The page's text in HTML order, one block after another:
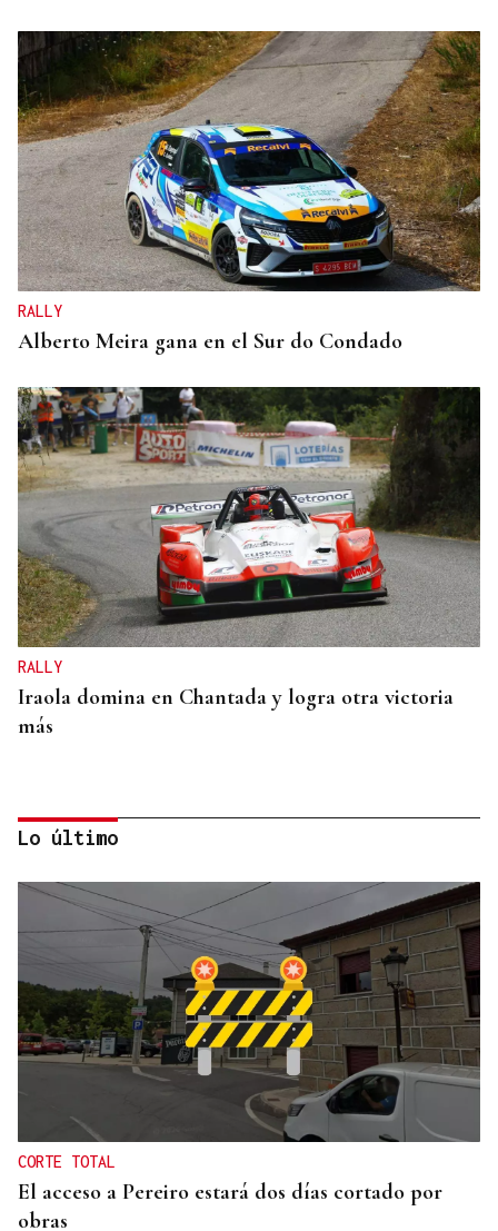
RALLY
Alberto Meira gana en el Sur do Condado
RALLY
Iraola domina en Chantada y logra otra victoria
más
A TODA VELOCIDAD
Vídeo | Así fue el espectacular salto de “Cohete”
Suárez en el Rally Rías Baixas que dejó sin
respiración a los aficionados
Lo último
CORTE TOTAL
El acceso a Pereiro estará dos días cortado por
obras